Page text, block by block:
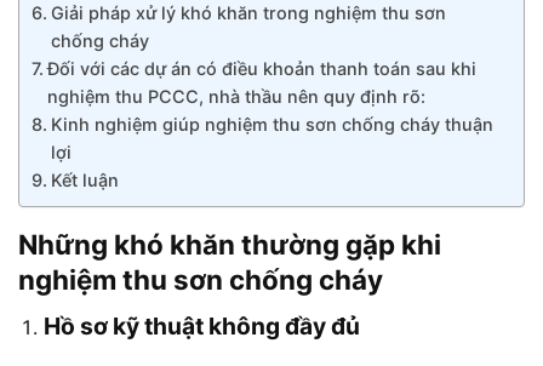
Giải pháp xử lý khó khăn trong nghiệm thu sơn
chống cháy
Đối với các dự án có điều khoản thanh toán sau khi
nghiệm thu PCCC, nhà thầu nên quy định rõ:
Kinh nghiệm giúp nghiệm thu sơn chống cháy thuận
lợi
Kết luận
Những khó khăn thường gặp khi
nghiệm thu sơn chống cháy
Hồ sơ kỹ thuật không đầy đủ